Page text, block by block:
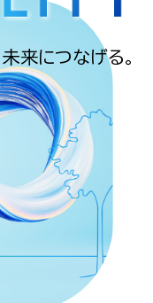
来につなげる。